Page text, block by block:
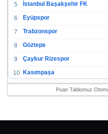
5
İstanbul Başakşehir FK
6
Eyüpspor
7
Trabzonspor
8
Göztepe
9
Çaykur Rizespor
10 Kasımpaşa
Konyaspor Puan Tablomuz